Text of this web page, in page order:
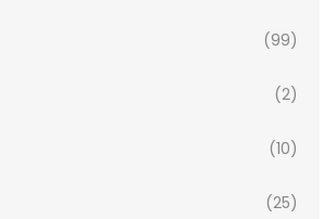
(99)
(2)
(10)
(25)